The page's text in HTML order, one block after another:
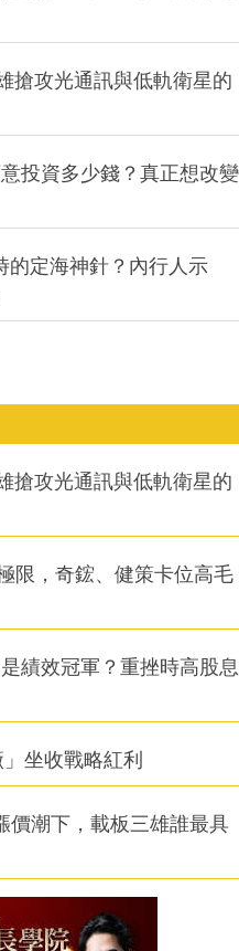
搶攻光通訊與低軌衛星的
投資多少錢？真正想改變
的定海神針？內行人示
搶攻光通訊與低軌衛星的
限，奇鋐、健策卡位高毛
績效冠軍？重挫時高股息
坐收戰略紅利
價潮下，載板三雄誰最具